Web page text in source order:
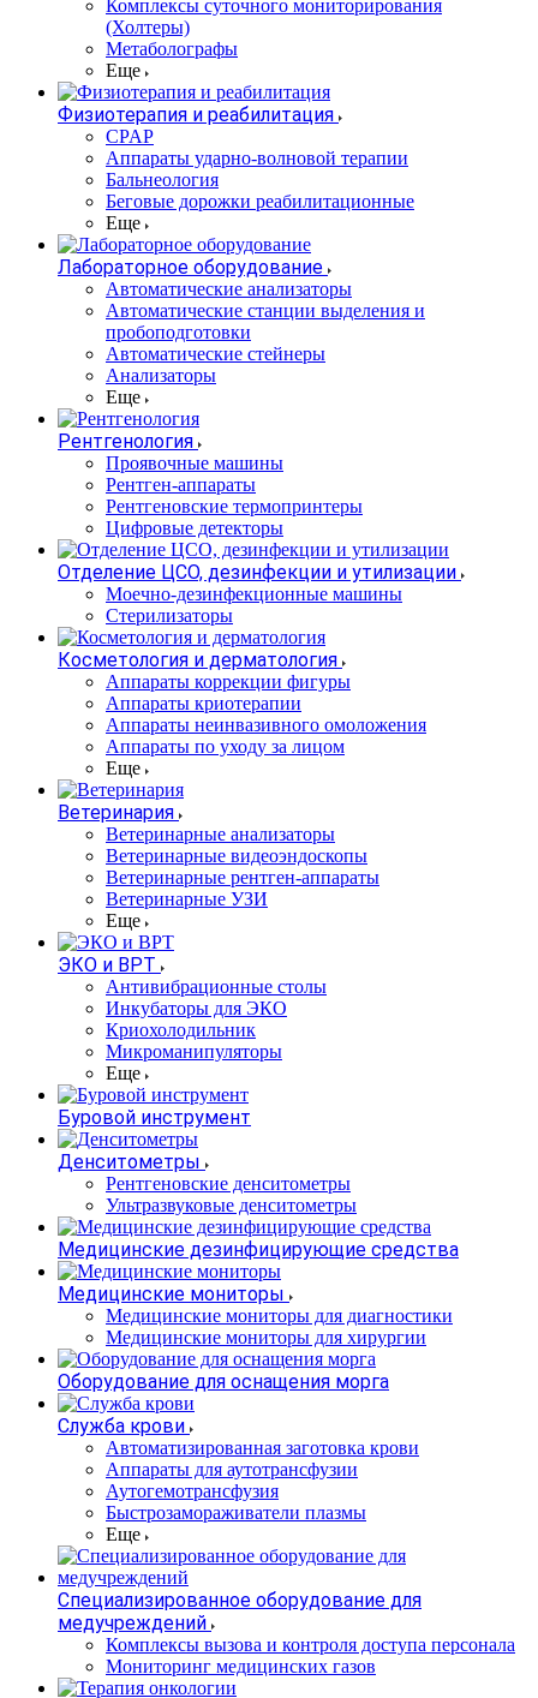
Комплексы суточного мониторирования
(Холтеры)
Метаболографы
Еще
Физиотерапия и реабилитация
CPAP
Аппараты ударно-волновой терапии
Бальнеология
Беговые дорожки реабилитационные
Еще
Лабораторное оборудование
Автоматические анализаторы
Автоматические станции выделения и
пробоподготовки
Автоматические стейнеры
Анализаторы
Еще
Рентгенология
Проявочные машины
Рентген-аппараты
Рентгеновские термопринтеры
Цифровые детекторы
Отделение ЦСО, дезинфекции и утилизации
Моечно-дезинфекционные машины
Стерилизаторы
Косметология и дерматология
Аппараты коррекции фигуры
Аппараты криотерапии
Аппараты неинвазивного омоложения
Аппараты по уходу за лицом
Еще
Ветеринария
Ветеринарные анализаторы
Ветеринарные видеоэндоскопы
Ветеринарные рентген-аппараты
Ветеринарные УЗИ
Еще
ЭКО и ВРТ
Антивибрационные столы
Инкубаторы для ЭКО
Криохолодильник
Микроманипуляторы
Еще
Буровой инструмент
Денситометры
Рентгеновские денситометры
Ультразвуковые денситометры
Медицинские дезинфицирующие средства
Медицинские мониторы
Медицинские мониторы для диагностики
Медицинские мониторы для хирургии
Оборудование для оснащения морга
Служба крови
Автоматизированная заготовка крови
Аппараты для аутотрансфузии
Аутогемотрансфузия
Быстрозамораживатели плазмы
Еще
Специализированное оборудование для
медучреждений
Комплексы вызова и контроля доступа персонала
Мониторинг медицинских газов